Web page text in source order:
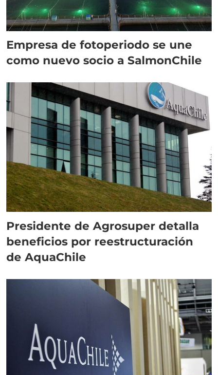
Empresa de fotoperiodo se une
como nuevo socio a SalmonChile
Presidente de Agrosuper detalla
beneficios por reestructuración
de AquaChile